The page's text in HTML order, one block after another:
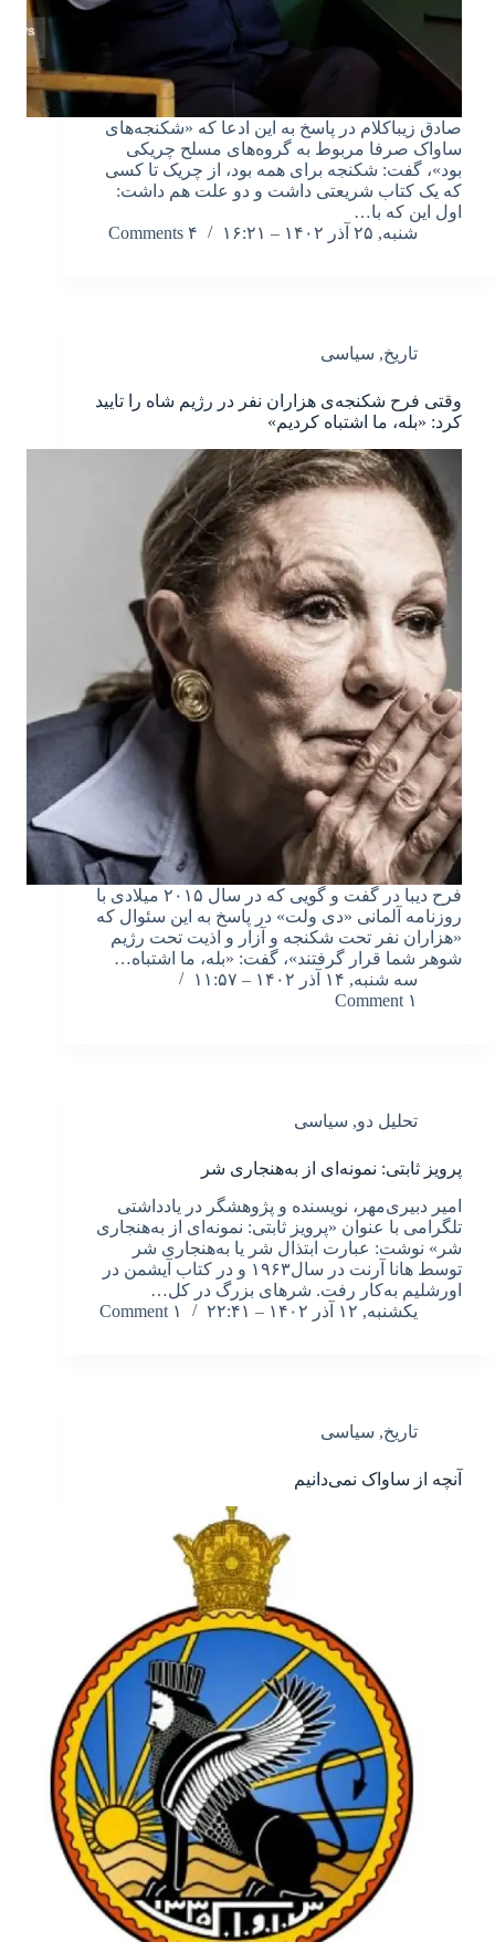
صادق زیباکلام در پاسخ به این ادعا که «شکنجه‌های
ساواک صرفا مربوط به گروه‌های مسلح چریکی
بود»، گفت: شکنجه برای همه بود، از چریک تا کسی
که یک کتاب شریعتی داشت و دو علت هم داشت:
اول این که با…
شنبه, ۲۵ آذر ۱۴۰۲ – ۱۶:۲۱
۴ Comments
تاریخ, سیاسی
وقتی فرح شکنجه‌ی هزاران نفر در رژیم شاه را تایید
کرد: «بله، ما اشتباه کردیم»
فرح دیبا در گفت و گویی که در سال ۲۰۱۵ میلادی با
روزنامه آلمانی «دی ولت» در پاسخ به این سئوال که
«هزاران نفر تحت شکنجه و آزار و اذیت تحت رژیم
شوهر شما قرار گرفتند»، گفت: «بله، ما اشتباه…
سه شنبه, ۱۴ آذر ۱۴۰۲ – ۱۱:۵۷
۱ Comment
تحلیل دو, سیاسی
پرویز ثابتی: نمونه‌ای از به‌هنجاری شر
امیر دبیری‌مهر، نویسنده و پژوهشگر در یادداشتی
تلگرامی با عنوان «پرویز ثابتی: نمونه‌ای از به‌هنجاری
شر» نوشت: عبارت ابتذال شر یا به‌هنجاری شر
توسط هانا آرنت در سال۱۹۶۳ و در کتاب آیشمن در
اورشلیم به‌کار رفت. شرهای بزرگ در کل…
یکشنبه, ۱۲ آذر ۱۴۰۲ – ۲۲:۴۱
۱ Comment
تاریخ, سیاسی
آنچه از ساواک‌ نمی‌دانیم